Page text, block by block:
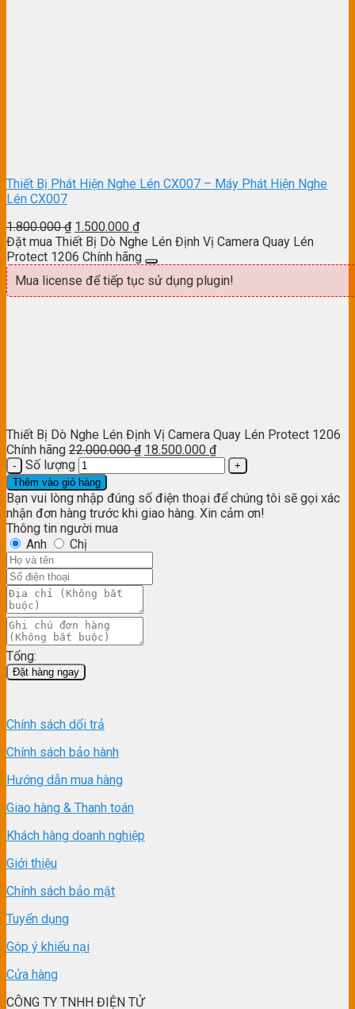
Thiết Bị Phát Hiện Nghe Lén CX007 – Máy Phát Hiện Nghe
Lén CX007
1.800.000₫ 1.500.000 ₫
Đặt mua Thiết Bị Dò Nghe Lén Định Vị Camera Quay Lén
Protect 1206 Chính hãng
Mua license để tiếp tục sử dụng plugin!
Thiết Bị Dò Nghe Lén Định Vị Camera Quay Lén Protect 1206
Chính hãng 22.000.000₫ 18.500.000 ₫
Số lượng
Thêm vào giỏ hàng
Bạn vui lòng nhập đúng số điện thoại để chúng tôi sẽ gọi xác
nhận đơn hàng trước khi giao hàng. Xin cảm ơn!
Thông tin người mua
Anh
Chị
Tổng:
Đặt hàng ngay
Chính sách dổi trả
Chính sách bảo hành
Hướng dẫn mua hàng
Giao hàng & Thanh toán
Khách hàng doanh nghiệp
Giới thiệu
Chính sách bảo mật
Tuyển dụng
Góp ý khiếu nại
Cửa hàng
CÔNG TY TNHH ĐIỆN TỬ